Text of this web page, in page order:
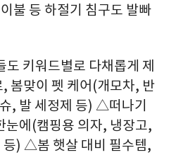
불 등 하절기 침구도 발빠
키워드별로 다채롭게 제
봄맞이 펫 케어(개모차, 반
, 발 세정제 등) △떠나기
눈에(캠핑용 의자, 냉장고,
등) △봄 햇살 대비 필수템,